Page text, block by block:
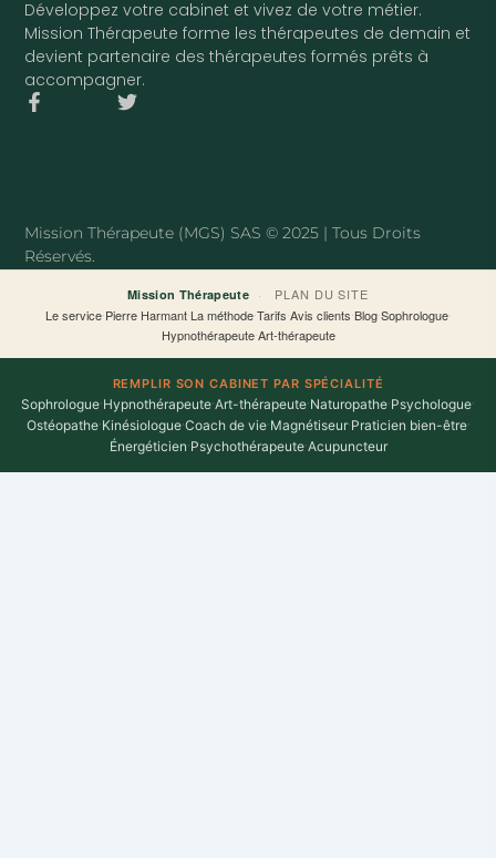
Développez votre cabinet et vivez de votre métier.
Mission Thérapeute forme les thérapeutes de demain et
devient partenaire des thérapeutes formés prêts à
accompagner.
F
k
-
T
Mission Thérapeute (MGS) SAS © 2025 | Tous Droits
Réservés.
Mission Thérapeute ·
PLAN DU SITE
Le service·Pierre Harmant·La méthode·Tarifs·Avis clients·Blog·Sophrologue·
Hypnothérapeute·Art-thérapeute
REMPLIR SON CABINET PAR SPÉCIALITÉ
Sophrologue·Hypnothérapeute·Art-thérapeute·Naturopathe·Psychologue·
Ostéopathe·Kinésiologue·Coach de vie·Magnétiseur·Praticien bien-être·
Énergéticien·Psychothérapeute·Acupuncteur